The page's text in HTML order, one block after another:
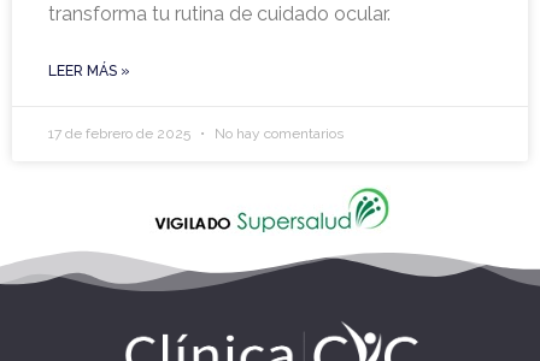
transforma tu rutina de cuidado ocular.
LEER MÁS »
17 de febrero de 2025 No hay comentarios